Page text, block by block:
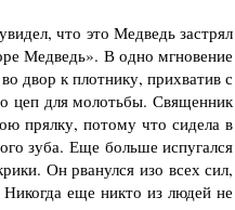
что это Медведь застрял
Медведь». В одно мгновение
двор к плотнику, прихватив с
цеп для молотьбы. Священник
прялку, потому что сидела в
зуба. Еще больше испугался
Он рванулся изо всех сил,
еще никто из людей не